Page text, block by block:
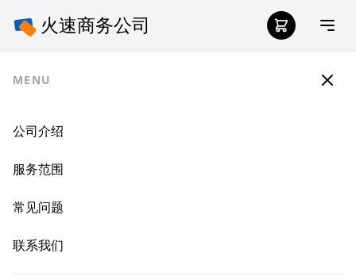
MENU
公司介绍
服务范围
常见问题
联系我们